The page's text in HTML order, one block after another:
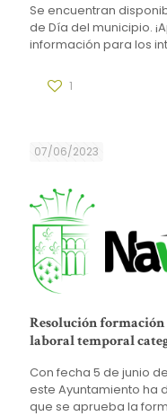
Se encuentran
de Día del municipio.
información para los
1
07/06/2023
Resolución formación
laboral temporal
Con fecha 5 de junio
este Ayuntamiento ha
que se aprueba la